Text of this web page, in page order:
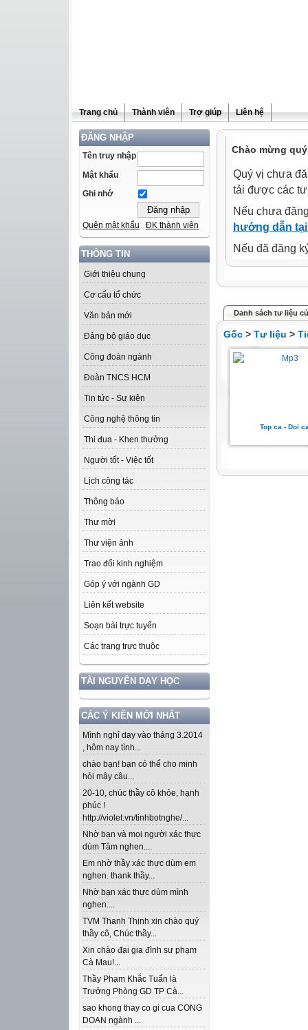
Trang chủ Thành viên Trợ giúp Liên hệ
ĐĂNG NHẬP
Tên truy nhập
Mật khẩu
Ghi nhớ
Quên mật khẩu ĐK thành viên
THÔNG TIN
Giới thiệu chung
Cơ cấu tổ chức
Văn bản mới
Đảng bộ giáo dục
Công đoàn ngành
Đoàn TNCS HCM
Tin tức - Sự kiện
Công nghệ thông tin
Thi đua - Khen thưởng
Người tốt - Việc tốt
Lịch công tác
Thông báo
Thư mời
Thư viện ảnh
Trao đổi kinh nghiệm
Góp ý với ngành GD
Liên kết website
Soạn bài trực tuyến
Các trang trực thuộc
TÀI NGUYÊN DẠY HỌC
CÁC Ý KIẾN MỚI NHẤT
Mình nghỉ dạy vào tháng 3.2014
, hôm nay tình...
chào bạn! bạn có thể cho minh
hỏi mây câu...
20-10, chúc thầy cô khỏe, hạnh
phúc !
http://violet.vn/tinhbotnghe/...
Nhờ bạn và mọi người xác thực
dùm Tâm nghen....
Em nhờ thầy xác thực dùm em
nghen. thank thầy...
Nhờ bạn xác thực dùm mình
nghen....
TVM Thanh Thịnh xin chào quý
thầy cô, Chúc thầy...
Xin chào đại gia đình sư phạm
Cà Mau!...
Thầy Phạm Khắc Tuấn là
Trưởng Phòng GD TP Cà...
sao khong thay co gi cua CONG
DOAN ngành ...
Chào mừng
Quý vị chưa
tải được các
Nếu chưa
hướng dẫn
Nếu đã đăng
Danh sách tư liệu
Gốc > Tư liệu >
Top ca - Doi